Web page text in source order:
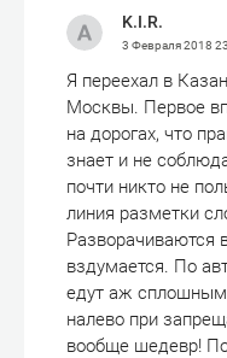
K.I.R.
3 Февраля 2018
Я переехал в
Москвы. Первое
на дорогах, что
знает и не
почти никто не
линия разметки
Разворачиваются
вздумается. По
едут аж сплошным
налево при
вообще шедевр!